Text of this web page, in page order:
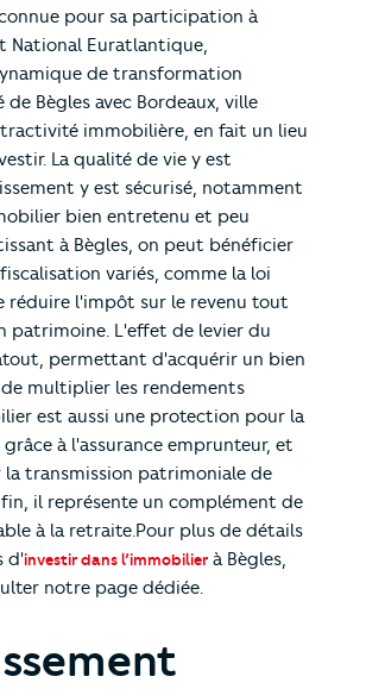
pour sa participation à
National Euratlantique,
de transformation
Bègles avec Bordeaux, ville
immobilière, en fait un lieu
La qualité de vie y est
y est sécurisé, notamment
bien entretenu et peu
à Bègles, on peut bénéficier
variés, comme la loi
réduire l'impôt sur le revenu tout
patrimoine. L'effet de levier du
permettant d'acquérir un bien
multiplier les rendements
est aussi une protection pour la
à l'assurance emprunteur, et
transmission patrimoniale de
il représente un complément de
à la retraite.Pour plus de détails
d'investir dans l’immobilierà Bègles,
notre page dédiée.